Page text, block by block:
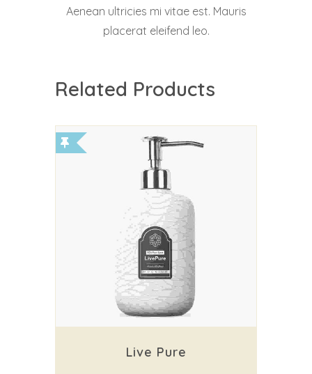
Aenean ultricies mi vitae est. Mauris
placerat eleifend leo.
Related Products
Live Pure